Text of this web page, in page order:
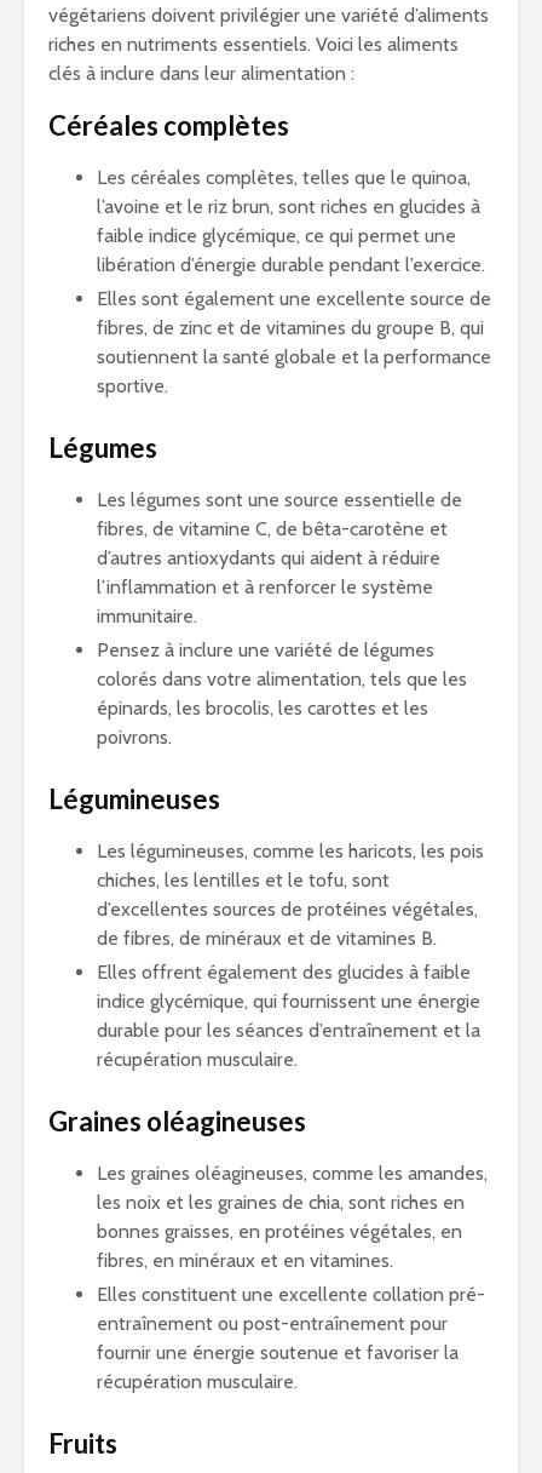
végétariens doivent privilégier une variété d’aliments
riches en nutriments essentiels. Voici les aliments
clés à inclure dans leur alimentation :
Céréales complètes
Les céréales complètes, telles que le quinoa,
l’avoine et le riz brun, sont riches en glucides à
faible indice glycémique, ce qui permet une
libération d’énergie durable pendant l’exercice.
Elles sont également une excellente source de
fibres, de zinc et de vitamines du groupe B, qui
soutiennent la santé globale et la performance
sportive.
Légumes
Les légumes sont une source essentielle de
fibres, de vitamine C, de bêta-carotène et
d’autres antioxydants qui aident à réduire
l’inflammation et à renforcer le système
immunitaire.
Pensez à inclure une variété de légumes
colorés dans votre alimentation, tels que les
épinards, les brocolis, les carottes et les
poivrons.
Légumineuses
Les légumineuses, comme les haricots, les pois
chiches, les lentilles et le tofu, sont
d’excellentes sources de protéines végétales,
de fibres, de minéraux et de vitamines B.
Elles offrent également des glucides à faible
indice glycémique, qui fournissent une énergie
durable pour les séances d’entraînement et la
récupération musculaire.
Graines oléagineuses
Les graines oléagineuses, comme les amandes,
les noix et les graines de chia, sont riches en
bonnes graisses, en protéines végétales, en
fibres, en minéraux et en vitamines.
Elles constituent une excellente collation pré-
entraînement ou post-entraînement pour
fournir une énergie soutenue et favoriser la
récupération musculaire.
Fruits